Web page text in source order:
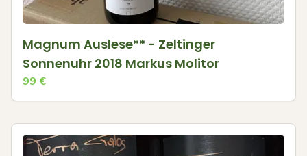
Magnum Auslese** - Zeltinger
Sonnenuhr 2018 Markus Molitor
99 €